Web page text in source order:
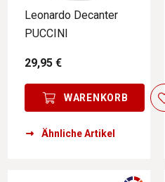
Leonardo Decanter
PUCCINI
29,95 €
WARENKORB
Ähnliche Artikel